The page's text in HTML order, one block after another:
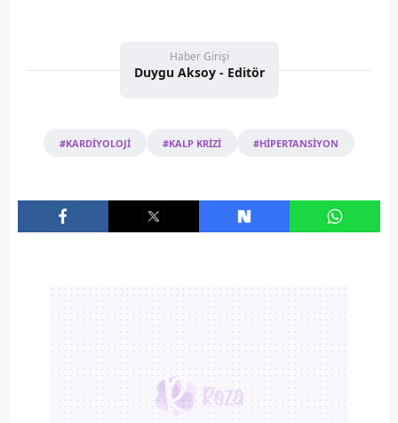
Haber Girişi
Duygu Aksoy - Editör
#KARDİYOLOJİ #KALP KRİZİ #HİPERTANSİYON